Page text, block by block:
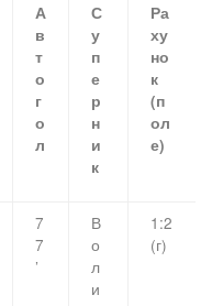
А
в
т
о
г
о
л
С
у
п
е
р
н
и
к
Ра
ху
но
к
(п
ол
е)
7
7
’
В
о
л
и
1:2
(г)